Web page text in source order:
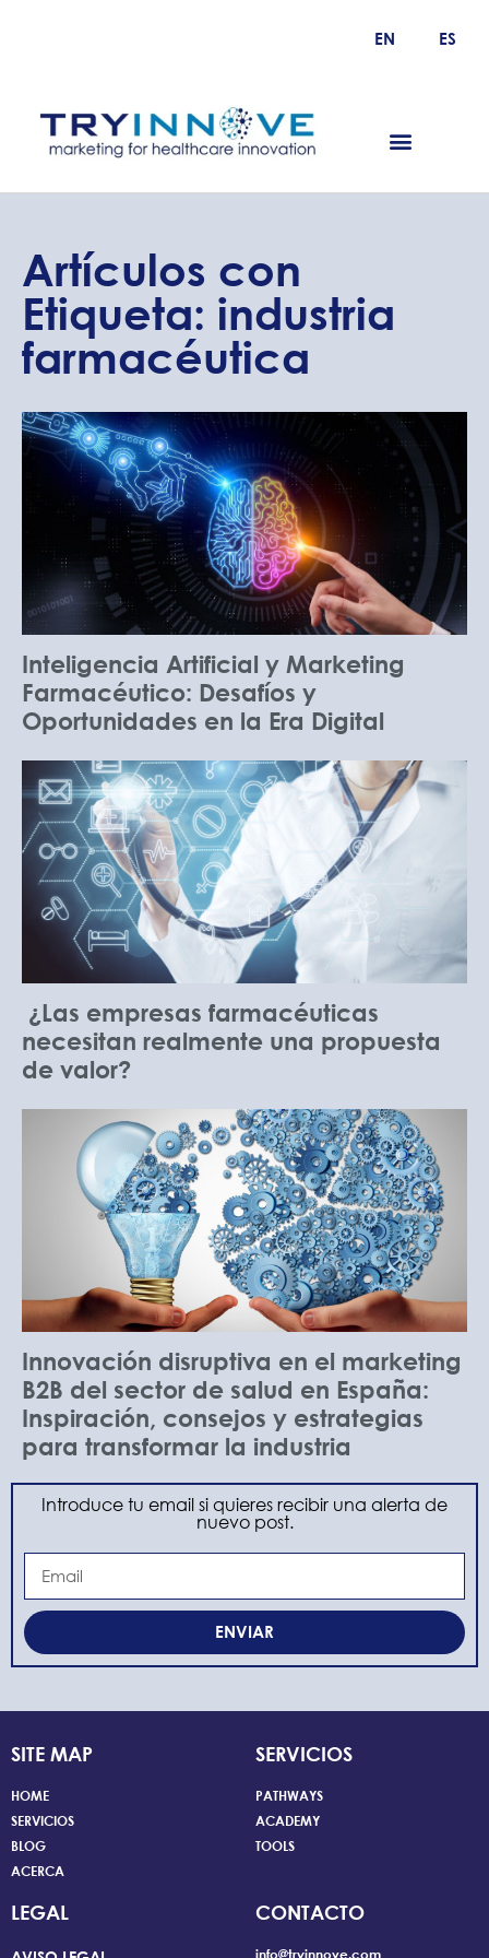
EN ES
Artículos con
Etiqueta: industria
farmacéutica
Inteligencia Artificial y Marketing
Farmacéutico: Desafíos y
Oportunidades en la Era Digital
¿Las empresas farmacéuticas
necesitan realmente una propuesta
de valor?
Innovación disruptiva en el marketing
B2B del sector de salud en España:
Inspiración, consejos y estrategias
para transformar la industria
Introduce tu email si quieres recibir una alerta de
nuevo post.
ENVIAR
SITE MAP
HOME
SERVICIOS
BLOG
ACERCA
SERVICIOS
PATHWAYS
ACADEMY
TOOLS
LEGAL CONTACTO
info@tryinnove.com